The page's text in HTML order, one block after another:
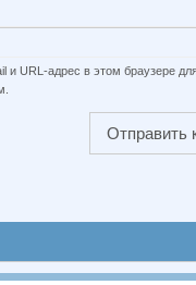
и URL-адрес в этом браузере